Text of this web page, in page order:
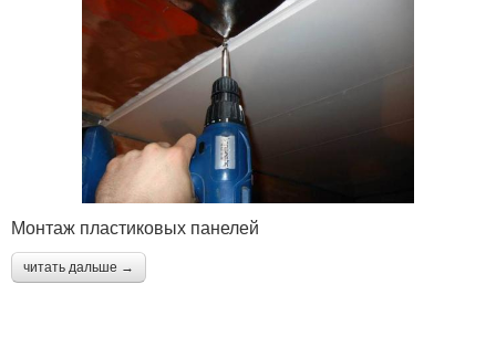
Монтаж пластиковых панелей
читать дальше →